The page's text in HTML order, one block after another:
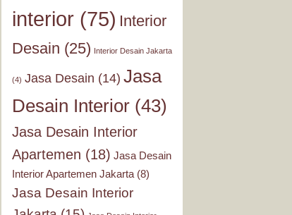
interior(75) Interior
Desain (25) Interior Desain Jakarta
(4) Jasa Desain (14) Jasa
Desain Interior(43)
Jasa Desain Interior
Apartemen (18) Jasa Desain
Interior Apartemen Jakarta(8)
Jasa Desain Interior